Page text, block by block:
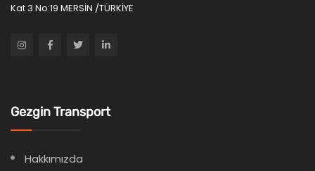
Kat 3 No:19 MERSİN /TÜRKİYE
Gezgin Transport
Hakkımızda